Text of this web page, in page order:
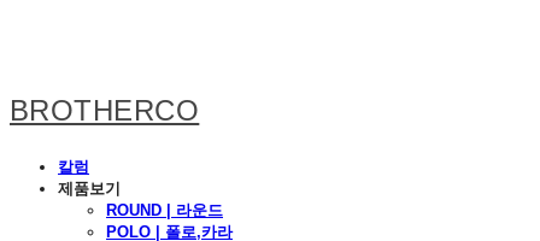
BROTHERCO
칼럼
제품보기
ROUND | 라운드
POLO | 폴로,카라